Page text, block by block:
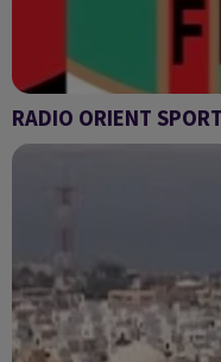
RADIO ORIENT SPORT
RADIO ORIENT SPORT